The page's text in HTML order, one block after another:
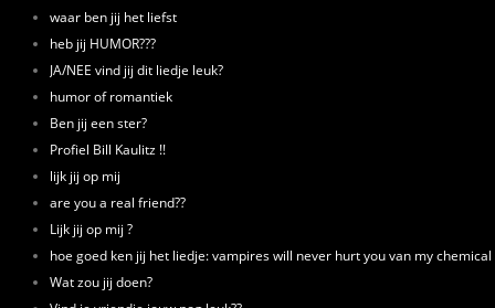
waar ben jij het liefst
heb jij HUMOR???
JA/NEE vind jij dit liedje leuk?
humor of romantiek
Ben jij een ster?
Profiel Bill Kaulitz !!
lijk jij op mij
are you a real friend??
Lijk jij op mij ?
hoe goed ken jij het liedje: vampires will never hurt you van my chemical
Wat zou jij doen?